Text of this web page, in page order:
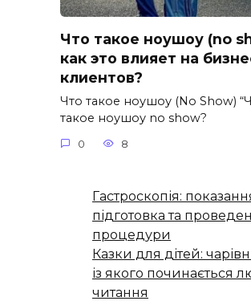
Что такое ноушоу (no
как это влияет на
клиентов?
Что такое ноушоу (No Show)
такое ноушоу no show?
0 8
Гастроскопія:
підготовка та
процедури
Казки для дітей:
із якого починається
читання